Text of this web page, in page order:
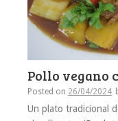
Pollo vegano
Posted on 26/04/2024
Un plato tradicional